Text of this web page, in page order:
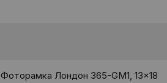
Фоторамка Лондон 365-GM1, 13x18